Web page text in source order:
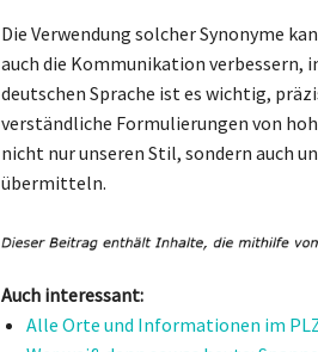
Die Verwendung solcher Synonyme
auch die Kommunikation verbessern,
deutschen Sprache ist es wichtig,
verständliche Formulierungen von
nicht nur unseren Stil, sondern auch
übermitteln.
Auch interessant:
Alle Orte und Informationen im